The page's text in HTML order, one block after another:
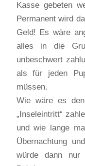
Kasse gebeten
Permanent wird
Geld! Es wäre
alles in die
unbeschwert
als für jeden
müssen.
Wie wäre es
„Inseleintritt“
und wie lange
Übernachtung
würde dann nur